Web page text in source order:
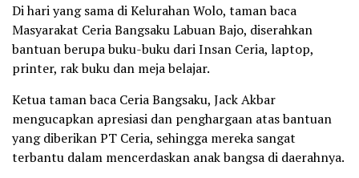
Di hari yang sama di Kelurahan Wolo, taman baca
Masyarakat Ceria Bangsaku Labuan Bajo, diserahkan
bantuan berupa buku-buku dari Insan Ceria, laptop,
printer, rak buku dan meja belajar.
Ketua taman baca Ceria Bangsaku, Jack Akbar
mengucapkan apresiasi dan penghargaan atas bantuan
yang diberikan PT Ceria, sehingga mereka sangat
terbantu dalam mencerdaskan anak bangsa di daerahnya.